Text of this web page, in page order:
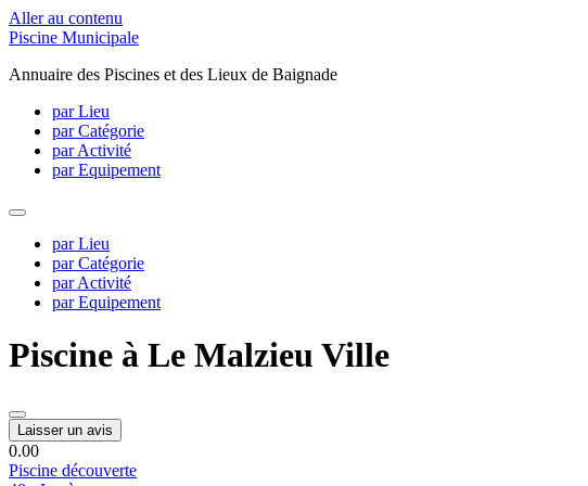
Aller au contenu
Piscine Municipale
Annuaire des Piscines et des Lieux de Baignade
par Lieu
par Catégorie
par Activité
par Equipement
par Lieu
par Catégorie
par Activité
par Equipement
Piscine à Le Malzieu Ville
Laisser un avis
0.00
Piscine découverte